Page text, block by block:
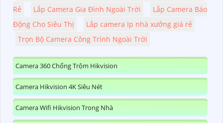
Rẻ
Lắp Camera Gia Đình Ngoài Trời
Lắp Camera Báo
Động Cho Siêu Thị
Lắp camera Ip nhà xưởng giá rẻ
Trọn Bộ Camera Công Trình Ngoài Trời
Camera 360 Chống Trộm Hikvision
Camera Hikvision 4K Siêu Nét
Camera Wifi Hikvision Trong Nhà